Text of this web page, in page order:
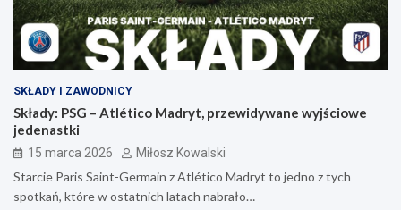
SKŁADY I ZAWODNICY
Składy: PSG – Atlético Madryt, przewidywane wyjściowe
jedenastki
15 marca 2026 Miłosz Kowalski
Starcie Paris Saint-Germain z Atlético Madryt to jedno z tych
spotkań, które w ostatnich latach nabrało…